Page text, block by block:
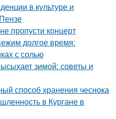
в культуре и
пропусти концерт
долгое время:
с солью
зимой: советы и
способ хранения чеснока
в Кургане в